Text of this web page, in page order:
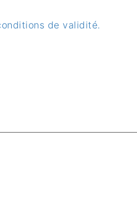
de validité.